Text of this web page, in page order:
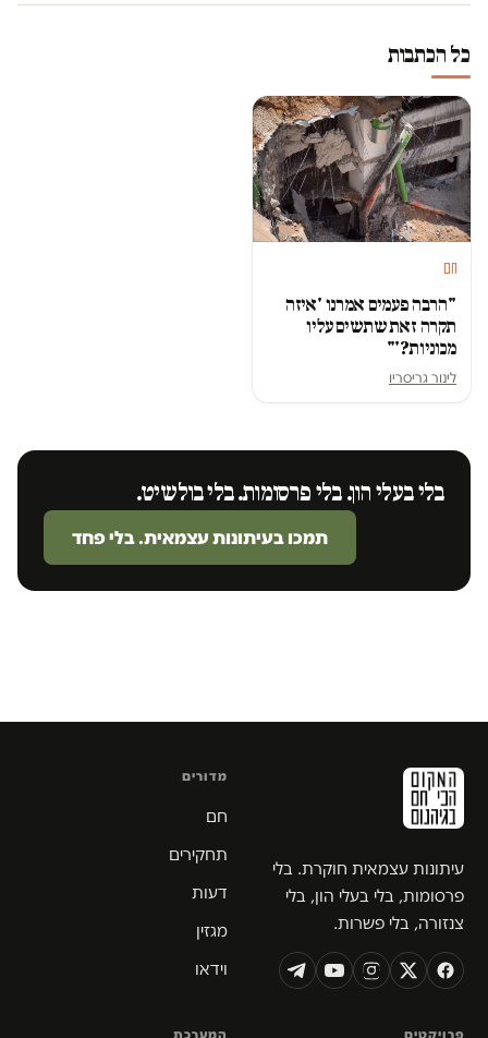
כל הכתבות
חם
"הרבה פעמים אמרנו 'איזה
תקרה זאת שתשים עליו
מכוניות?'"
לינור גריסריו
בלי בעלי הון. בלי פרסומות. בלי בולשיט.
תמכו בעיתונות עצמאית. בלי פחד
עיתונות עצמאית חוקרת. בלי
פרסומות, בלי בעלי הון, בלי
צנזורה, בלי פשרות.
מדורים
חם
תחקירים
דעות
מגזין
וידאו
פרויקטים המערכת